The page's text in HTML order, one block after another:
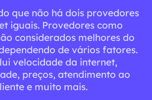
que não há dois provedores
iguais. Provedores como
considerados melhores do
de vários fatores.
velocidade da internet,
preços, atendimento ao
e muito mais.